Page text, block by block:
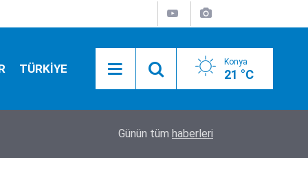
TÜRKİYE Konya
21 °C
Konya yolunda flaş gelişme! Bakan Uraloğlu
Günün tüm haberleri